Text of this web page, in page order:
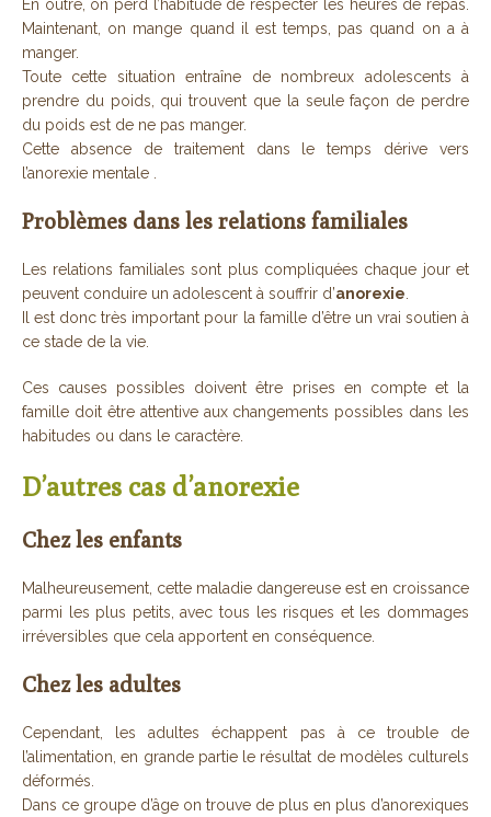
En outre, on perd l’habitude de respecter les heures de repas.
Maintenant, on mange quand il est temps, pas quand on a à
manger.
Toute cette situation entraîne de nombreux adolescents à
prendre du poids, qui trouvent que la seule façon de perdre
du poids est de ne pas manger.
Cette absence de traitement dans le temps dérive vers
l’anorexie mentale .
Problèmes dans les relations familiales
Les relations familiales sont plus compliquées chaque jour et
peuvent conduire un adolescent à souffrir d’anorexie
Il est donc très important pour la famille d’être un vrai soutien à
ce stade de la vie.
Ces causes possibles doivent être prises en compte et la
famille doit être attentive aux changements possibles dans les
habitudes ou dans le caractère.
D’autres cas d’anorexie
Chez les enfants
Malheureusement, cette maladie dangereuse est en croissance
parmi les plus petits, avec tous les risques et les dommages
irréversibles que cela apportent en conséquence.
Chez les adultes
Cependant, les adultes échappent pas à ce trouble de
l’alimentation, en grande partie le résultat de modèles culturels
déformés.
Dans ce groupe d’âge on trouve de plus en plus d’anorexiques